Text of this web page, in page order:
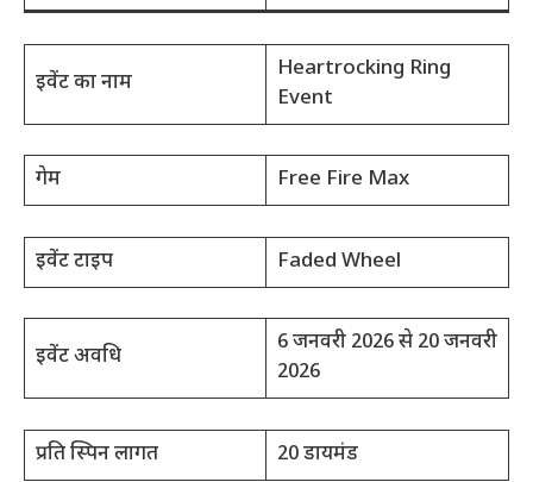
इवेंट का नाम
Heartrocking Ring
Event
गेम Free Fire Max
इवेंट टाइप Faded Wheel
इवेंट अवधि
6 जनवरी 2026 से 20 जनवरी
2026
प्रति स्पिन लागत 20 डायमंड